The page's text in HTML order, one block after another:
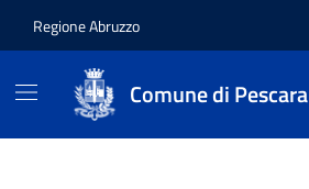
Regione Abruzzo
Comune di Pescara